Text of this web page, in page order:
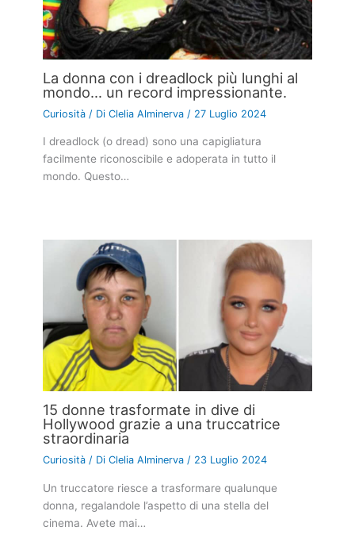
La donna con i dreadlock più lunghi al
mondo… un record impressionante.
Curiosità / DiClelia Alminerva / 27 Luglio 2024
I dreadlock (o dread) sono una capigliatura
facilmente riconoscibile e adoperata in tutto il
mondo. Questo…
15 donne trasformate in dive di
Hollywood grazie a una truccatrice
straordinaria
Curiosità / DiClelia Alminerva/ 23 Luglio 2024
Un truccatore riesce a trasformare qualunque
donna, regalandole l’aspetto di una stella del
cinema. Avete mai…